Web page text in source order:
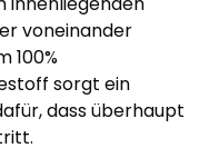
voneinander
100%
sorgt ein
dass überhaupt